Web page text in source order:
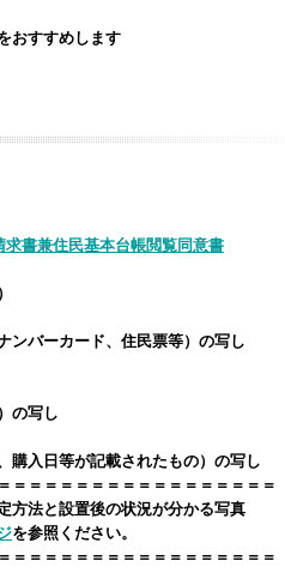
おすすめします
書兼住民基本台帳閲覧同意書
ンバーカード、住民票等）の写し
の写し
購入日等が記載されたもの）の写し
＝＝＝＝＝＝＝＝＝＝＝＝＝＝＝＝＝
方法と設置後の状況が分かる写真
を参照ください。
＝＝＝＝＝＝＝＝＝＝＝＝＝＝＝＝＝